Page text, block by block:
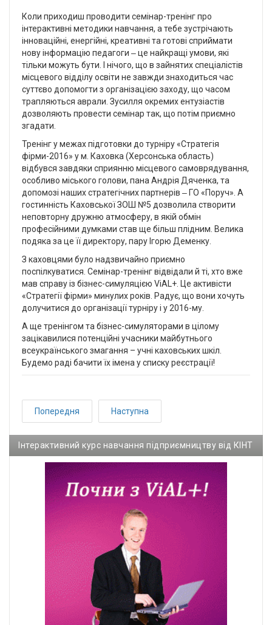
Коли приходиш проводити семінар-тренінг про
інтерактивні методики навчання, а тебе зустрічають
інноваційні, енергійні, креативні та готові сприймати
нову інформацію педагоги ‒ це найкращі умови, які
тільки можуть бути. І нічого, що в зайнятих спеціалістів
місцевого відділу освіти не завжди знаходиться час
суттєво допомогти з організацією заходу, що часом
трапляються аврали. Зусилля окремих ентузіастів
дозволяють провести семінар так, що потім приємно
згадати.
Тренінг у межах підготовки до турніру «Стратегія
фірми-2016» у м. Каховка (Херсонська область)
відбувся завдяки сприянню місцевого самоврядування,
особливо міського голови, пана Андрія Дяченка, та
допомозі наших стратегічних партнерів ‒ ГО «Поруч». А
гостинність Каховської ЗОШ №5 дозволила створити
неповторну дружню атмосферу, в якій обмін
професійними думками став ще більш плідним. Велика
подяка за це її директору, пару Ігорю Деменку.
З каховцями було надзвичайно приємно
поспілкуватися. Семінар-тренінг відвідали й ті, хто вже
мав справу із бізнес-симуляцією ViAL+. Це активісти
«Стратегії фірми» минулих років. Радує, що вони хочуть
долучитися до організації турніру і у 2016-му.
А ще тренінгом та бізнес-симуляторами в цілому
зацікавилися потенційні учасники майбутнього
всеукраїнського змагання – учні каховських шкіл.
Будемо раді бачити їх імена у списку реєстрації!
Попередня Наступна
Інтерактивний курс навчання підприємництву від КІНТ